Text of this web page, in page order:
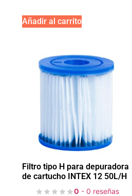
Añadir al carrito
Filtro tipo H para depuradora
de cartucho INTEX 12 50L/H
0 - 0 reseñas